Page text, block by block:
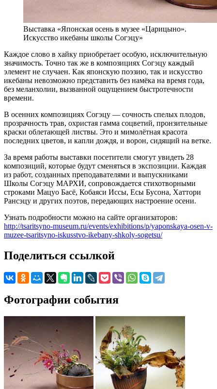
Выставка «Японская осень в музее «Царицыно».
Искусство икебаны школы Согэцу»
Каждое слово в хайку приобретает особую, исключительную
значимость. Точно так же в композициях Согэцу каждый
элемент не случаен. Как японскую поэзию, так и искусство
икебаны невозможно представить без намёка на время года,
без меланхолии, вызванной ощущением быстротечности
времени.
В осенних композициях Согэцу — сочность спелых плодов,
прозрачность трав, охристая гамма соцветий, пронзительные
краски облетающей листвы. Это и мимолётная красота
последних цветов, и капли дождя, и ворон, сидящий на ветке.
За время работы выставки посетители смогут увидеть 28
композиций, которые будут сменяться в экспозиции. Каждая
из работ, созданных преподавателями и выпускниками
Школы Согэцу МАРХИ, сопровождается стихотворными
строками Мацуо Басё, Кобаяси Иссы, Есы Бусона, Хаттори
Рансэцу и других поэтов, передающих настроение осени.
Узнать подробности можно на сайте организаторов:
http://tsaritsyno-museum.ru/events/exhibitions/p/yaponskaya-osen-v-
muzee-tsaritsyno-iskusstvo-ikebany-shkoly-sogetsu/
Поделиться ссылкой
Фотографии события